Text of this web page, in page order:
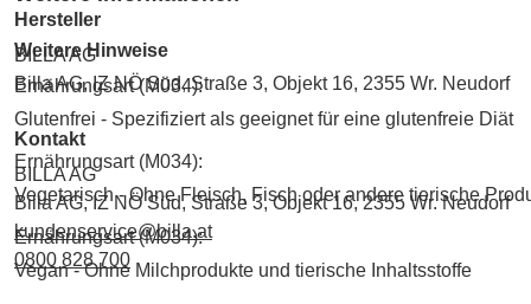
Hersteller
BILLA AG
Billa AG, IZ NÖ Süd, Straße 3, Objekt 16, 2355 Wr. Neudorf
Kontakt
BILLA AG
Billa AG, IZ NÖ Süd, Straße 3, Objekt 16, 2355 Wr. Neudorf
kundenservice@billa.at
0800 828 700
Weitere Hinweise
Ernährungsart (M034):
Glutenfrei - Spezifiziert als geeignet für eine glutenfreie Diät
Ernährungsart (M034):
Vegetarisch - Ohne Fleisch, Fisch oder andere tierische
Ernährungsart (M034):
Vegan - Ohne Milchprodukte und tierische Inhaltsstoffe